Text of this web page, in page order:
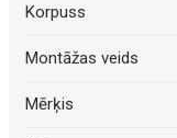
Korpuss
Montāžas veids
Mērķis